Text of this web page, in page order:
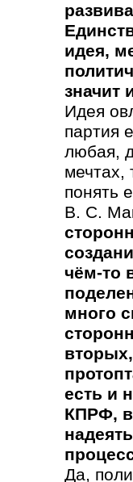
идея,
значит
Идея
партия
любая,
мечтах,
понять
В. С.
чём-то
много
есть и
КПРФ, в
Да,